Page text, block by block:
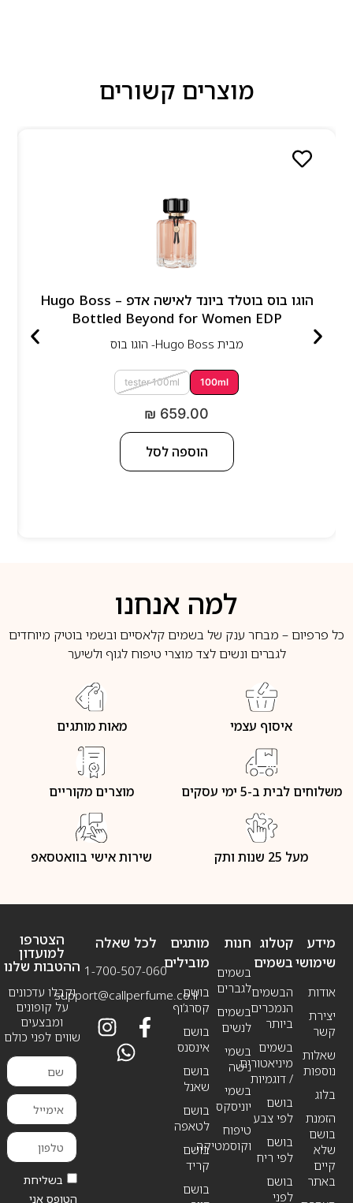
מוצרים קשורים
הוגו בוס בוטלד ביונד לאישה אדפ – Hugo Boss
Bottled Beyond for Women EDP
מבית Hugo Boss- הוגו בוס
100ml
tester 100ml
₪ 659.00
הוספה לסל
למה אנחנו
כל פרפיום – מבחר ענק של בשמים קלאסיים ובשמי בוטיק מיוחדים
לגברים ונשים לצד מוצרי טיפוח לגוף ולשיער
איסוף עצמי מאות מותגים
משלוחים לבית ב-5 ימי עסקים מוצרים מקוריים
מעל 25 שנות ותק שירות אישי בוואטסאפ
מידע
שימושי
אודות
יצירת
קשר
שאלות
נוספות
בלוג
הזמנת
בושם
שלא
קיים
באתר
חנות
בשמים
לגברים
בשמים
לנשים
בשמי
נישה
בשמי
יוניסקס
טיפוח
וקוסמטיקה
קטלוג
בשמים
הבשמים
הנמכרים
ביותר
בשמים
מיניאטורים
/ דוגמיות
בושם
לפי צבע
בושם
לפי ריח
בושם
לפני
מותגים
מובילים
בושם
קסרג’וף
בושם
אינסנס
בושם
שאנל
בושם
לטאפה
בושם
קריד
בושם
לכל שאלה
1-700-507-060
support@callperfume.co.il
הצטרפו
למועדון
ההטבות שלנו
וקבלו עדכונים
על קופונים
ומבצעים
שווים לפני כולם
בשליחת
הטופס אני